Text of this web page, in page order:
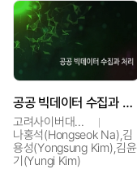
공공 빅데이터 수집과 처리
고려사이버대학교
나홍석(Hongseok Na),김
용성(Yongsung Kim),김윤
기(Yungi Kim)